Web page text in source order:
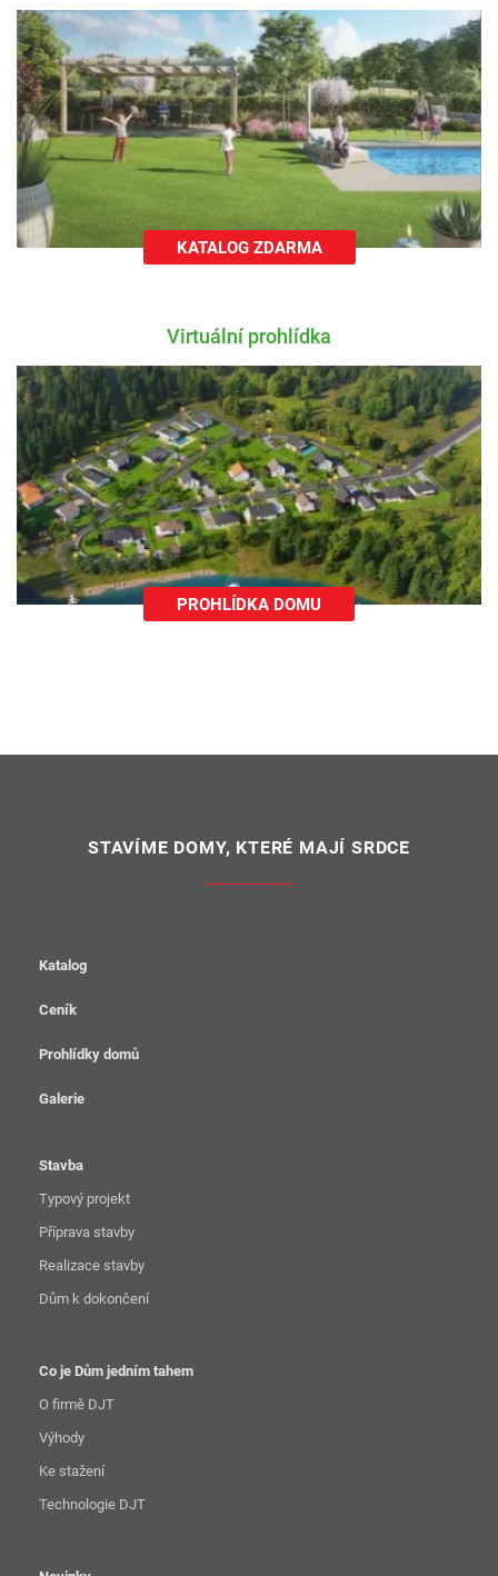
KATALOG ZDARMA
Virtuální prohlídka
PROHLÍDKA DOMU
STAVÍME DOMY, KTERÉ MAJÍ SRDCE
Katalog
Ceník
Prohlídky domů
Galerie
Stavba
Typový projekt
Příprava stavby
Realizace stavby
Dům k dokončení
Co je Dům jedním tahem
O firmě DJT
Výhody
Ke stažení
Technologie DJT